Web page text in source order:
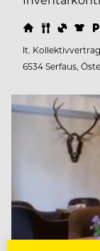
lt. Kollektivvertrag
6534 Serfaus,